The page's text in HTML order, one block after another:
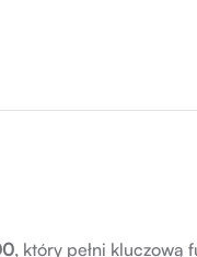
, który pełni kluczową